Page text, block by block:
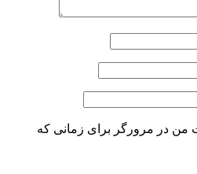
من در مرورگر برای زمانی که